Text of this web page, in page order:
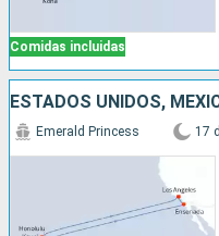
Comidas incluidas
ESTADOS UNIDOS,
Emerald Princess 17 d